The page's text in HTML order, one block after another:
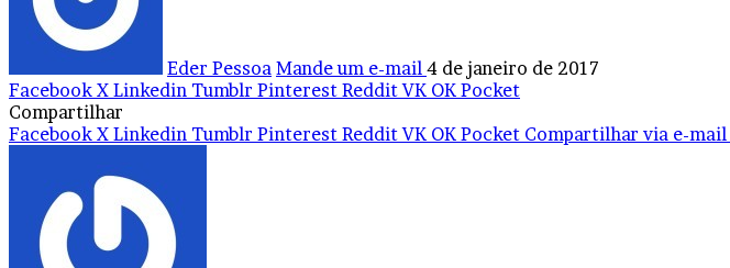
Eder Pessoa Mande um e-mail 4 de janeiro de 2017
Facebook X Linkedin Tumblr Pinterest Reddit VK OK Pocket
Compartilhar
Facebook X Linkedin Tumblr Pinterest Reddit VK OK Pocket Compartilhar via e-mail